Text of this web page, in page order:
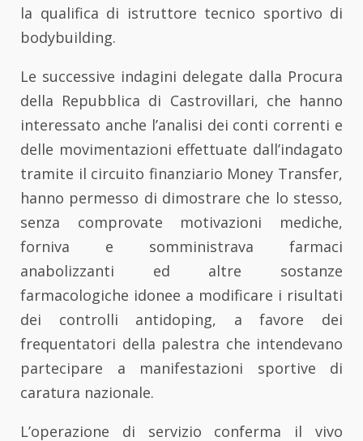
la qualifica di istruttore tecnico sportivo di
bodybuilding.
Le successive indagini delegate dalla Procura
della Repubblica di Castrovillari, che hanno
interessato anche l’analisi dei conti correnti e
delle movimentazioni effettuate dall’indagato
tramite il circuito finanziario Money Transfer,
hanno permesso di dimostrare che lo stesso,
senza comprovate motivazioni mediche,
forniva e somministrava farmaci
anabolizzanti ed altre sostanze
farmacologiche idonee a modificare i risultati
dei controlli antidoping, a favore dei
frequentatori della palestra che intendevano
partecipare a manifestazioni sportive di
caratura nazionale.
L’operazione di servizio conferma il vivo